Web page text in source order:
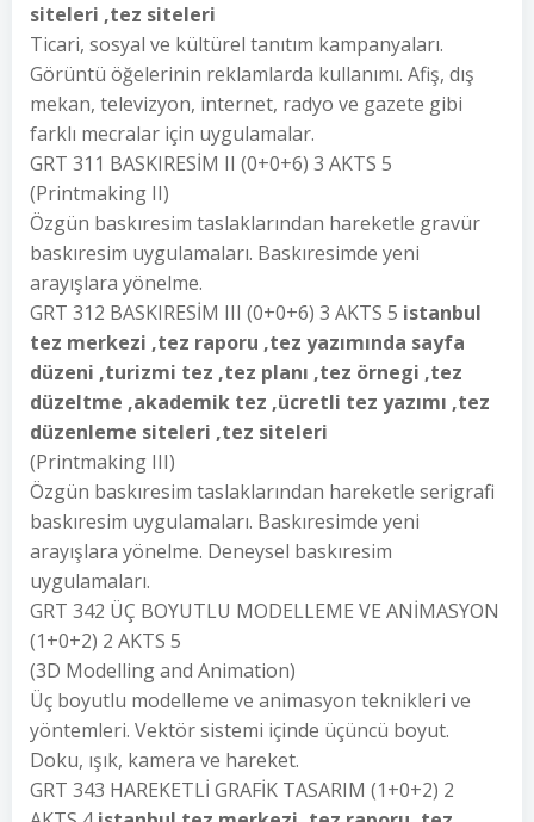
siteleri ,tez siteleri
Ticari, sosyal ve kültürel tanıtım kampanyaları.
Görüntü öğelerinin reklamlarda kullanımı. Afiş, dış
mekan, televizyon, internet, radyo ve gazete gibi
farklı mecralar için uygulamalar.
GRT 311 BASKIRESİM II (0+0+6) 3 AKTS 5
(Printmaking II)
Özgün baskıresim taslaklarından hareketle gravür
baskıresim uygulamaları. Baskıresimde yeni
arayışlara yönelme.
GRT 312 BASKIRESİM III (0+0+6) 3 AKTS 5 istanbul
tez merkezi ,tez raporu ,tez yazımında sayfa
düzeni ,turizmi tez ,tez planı ,tez örnegi ,tez
düzeltme ,akademik tez ,ücretli tez yazımı ,tez
düzenleme siteleri ,tez siteleri
(Printmaking III)
Özgün baskıresim taslaklarından hareketle serigrafi
baskıresim uygulamaları. Baskıresimde yeni
arayışlara yönelme. Deneysel baskıresim
uygulamaları.
GRT 342 ÜÇ BOYUTLU MODELLEME VE ANİMASYON
(1+0+2) 2 AKTS 5
(3D Modelling and Animation)
Üç boyutlu modelleme ve animasyon teknikleri ve
yöntemleri. Vektör sistemi içinde üçüncü boyut.
Doku, ışık, kamera ve hareket.
GRT 343 HAREKETLİ GRAFİK TASARIM (1+0+2) 2